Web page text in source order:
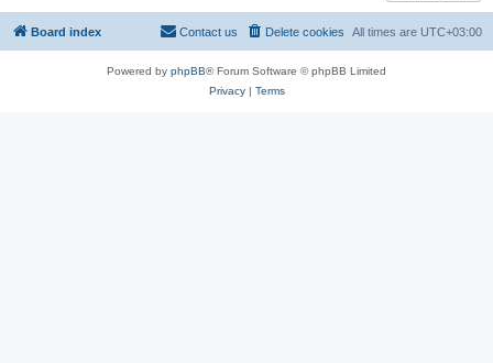
Board index All times are UTC+03:00
Delete cookies
Contact us
Powered by phpBB® Forum Software © phpBB Limited
Privacy| Terms